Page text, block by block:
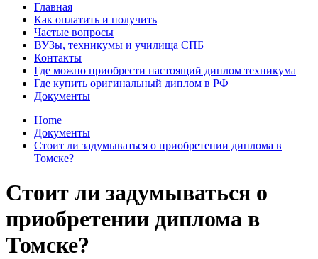
Главная
Как оплатить и получить
Частые вопросы
ВУЗы, техникумы и училища СПБ
Контакты
Где можно приобрести настоящий диплом техникума
Где купить оригинальный диплом в РФ
Документы
Home
Документы
Стоит ли задумываться о приобретении диплома в
Томске?
Стоит ли задумываться о
приобретении диплома в
Томске?